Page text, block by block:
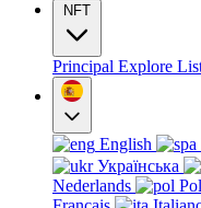
NFT
Principal Explore
English
Українська
Nederlands